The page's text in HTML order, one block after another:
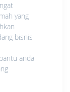
yang
bisnis
anda